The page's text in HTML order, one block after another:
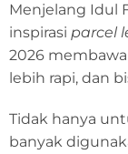
Menjelang Idul
inspirasi parcel
2026
lebih rapi, dan
Tidak hanya
banyak